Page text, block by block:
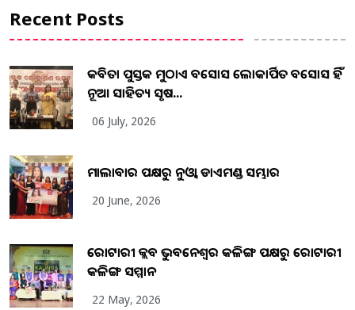
Recent Posts
କବିତା ପୁସ୍ତକ ମୁଠାଏ ଅବସୋସ ଲୋକାର୍ପିତ ଅବସୋସ ହିଁ
ନୂଆ ସାହିତ୍ୟ ସୃଷ...
06 July, 2026
ମାଲାବାର ପକ୍ଷରୁ ନୁଓ୍ବା ଡାଏମଣ୍ଡ ସମ୍ଭାର
20 June, 2026
ରୋଟାରୀ କ୍ଲବ ଭୁବନେଶ୍ୱର କଳିଙ୍ଗ ପକ୍ଷରୁ ରୋଟାରୀ
କଳିଙ୍ଗ ସମ୍ମାନ
22 May, 2026